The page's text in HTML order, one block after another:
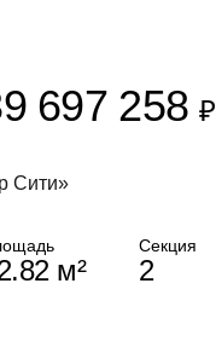
697 258₽
Сити»
м²
Секция
2